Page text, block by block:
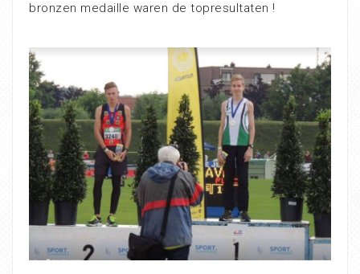
bronzen medaille waren de topresultaten !